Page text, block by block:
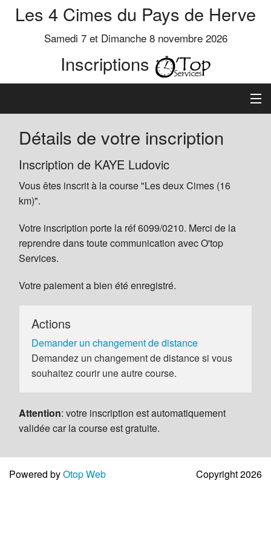
Les 4 Cimes du Pays de Herve
Samedi 7 et Dimanche 8 novembre 2026
Inscriptions
Inscription
Préinscrits
Informations
Détails de votre inscription
Inscription de KAYE Ludovic
Vous êtes inscrit à la course "Les deux Cimes (16
km)".
Votre inscription porte la réf 6099/0210. Merci de la
reprendre dans toute communication avec O'top
Services.
Votre paiement a bien été enregistré.
Actions
Demander un changement de distance
Demandez un changement de distance si vous
souhaitez courir une autre course.
Attention: votre inscription est automatiquement
validée car la course est gratuite.
Powered byOtop Web Copyright 2026